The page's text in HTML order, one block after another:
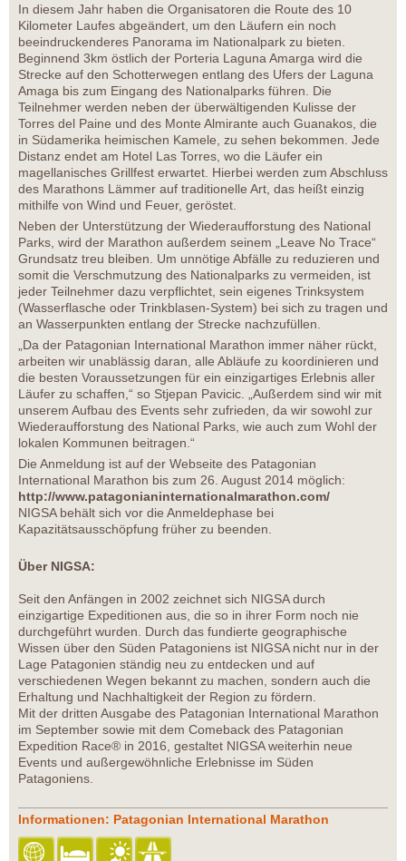
In diesem Jahr haben die Organisatoren die Route des 10
Kilometer Laufes abgeändert, um den Läufern ein noch
beeindruckenderes Panorama im Nationalpark zu bieten.
Beginnend 3km östlich der Porteria Laguna Amarga wird die
Strecke auf den Schotterwegen entlang des Ufers der Laguna
Amaga bis zum Eingang des Nationalparks führen. Die
Teilnehmer werden neben der überwältigenden Kulisse der
Torres del Paine und des Monte Almirante auch Guanakos, die
in Südamerika heimischen Kamele, zu sehen bekommen. Jede
Distanz endet am Hotel Las Torres, wo die Läufer ein
magellanisches Grillfest erwartet. Hierbei werden zum Abschluss
des Marathons Lämmer auf traditionelle Art, das heißt einzig
mithilfe von Wind und Feuer, geröstet.
Neben der Unterstützung der Wiederaufforstung des National
Parks, wird der Marathon außerdem seinem „Leave No Trace“
Grundsatz treu bleiben. Um unnötige Abfälle zu reduzieren und
somit die Verschmutzung des Nationalparks zu vermeiden, ist
jeder Teilnehmer dazu verpflichtet, sein eigenes Trinksystem
(Wasserflasche oder Trinkblasen-System) bei sich zu tragen und
an Wasserpunkten entlang der Strecke nachzufüllen.
„Da der Patagonian International Marathon immer näher rückt,
arbeiten wir unablässig daran, alle Abläufe zu koordinieren und
die besten Voraussetzungen für ein einzigartiges Erlebnis aller
Läufer zu schaffen,“ so Stjepan Pavicic. „Außerdem sind wir mit
unserem Aufbau des Events sehr zufrieden, da wir sowohl zur
Wiederaufforstung des National Parks, wie auch zum Wohl der
lokalen Kommunen beitragen.“
Die Anmeldung ist auf der Webseite des Patagonian
International Marathon bis zum 26. August 2014 möglich:
http://www.patagonianinternationalmarathon.com/
NIGSA behält sich vor die Anmeldephase bei
Kapazitätsausschöpfung früher zu beenden.
Über NIGSA:
Seit den Anfängen in 2002 zeichnet sich NIGSA durch
einzigartige Expeditionen aus, die so in ihrer Form noch nie
durchgeführt wurden. Durch das fundierte geographische
Wissen über den Süden Patagoniens ist NIGSA nicht nur in der
Lage Patagonien ständig neu zu entdecken und auf
verschiedenen Wegen bekannt zu machen, sondern auch die
Erhaltung und Nachhaltigkeit der Region zu fördern.
Mit der dritten Ausgabe des Patagonian International Marathon
im September sowie mit dem Comeback des Patagonian
Expedition Race® in 2016, gestaltet NIGSA weiterhin neue
Events und außergewöhnliche Erlebnisse im Süden
Patagoniens.
Informationen: Patagonian International Marathon